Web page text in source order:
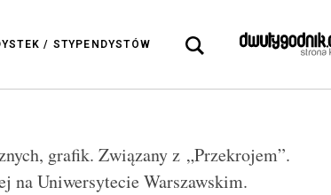
/ STYPENDYSTÓW
grafik. Związany z „Przekrojem”.
Uniwersytecie Warszawskim.